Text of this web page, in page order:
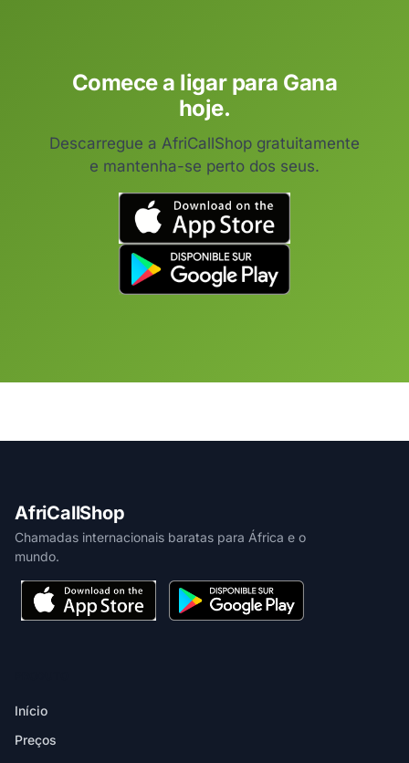
Comece a ligar para Gana
hoje.
Descarregue a AfriCallShop gratuitamente
e mantenha-se perto dos seus.
AfriCallShop
Chamadas internacionais baratas para África e o
mundo.
Início
Preços